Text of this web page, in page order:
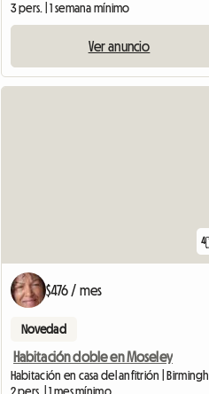
3 pers. | 1 semana mínimo
Ver anuncio
4
$476 / mes
Novedad
Habitación doble en Moseley
Habitación en casa del anfitrión |
2 pers. | 1 mes mínimo